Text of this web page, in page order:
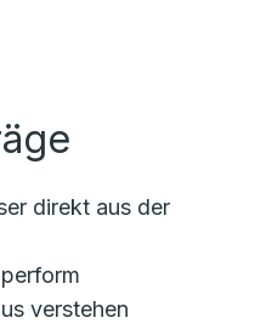
direkt aus der
verstehen